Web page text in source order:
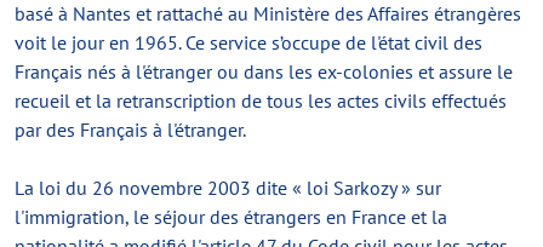
basé à Nantes et rattaché au Ministère des Affaires étrangères
voit le jour en 1965. Ce service s’occupe de l'état civil des
Français nés à l'étranger ou dans les ex-colonies et assure le
recueil et la retranscription de tous les actes civils effectués
par des Français à l'étranger.
La loi du 26 novembre 2003 dite « loi Sarkozy » sur
l'immigration, le séjour des étrangers en France et la